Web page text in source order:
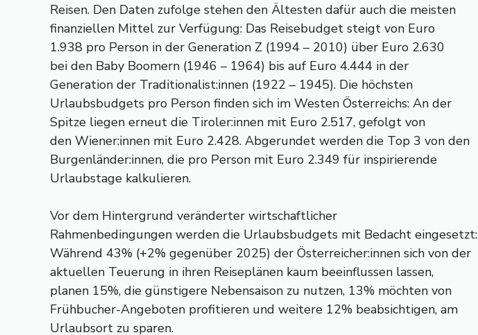
Reisen. Den Daten zufolge stehen den Ältesten dafür auch die meisten
finanziellen Mittel zur Verfügung: Das Reisebudget steigt von Euro
1.938 pro Person in der Generation Z (1994 – 2010) über Euro 2.630
bei den Baby Boomern (1946 – 1964) bis auf Euro 4.444 in der
Generation der Traditionalist:innen (1922 – 1945). Die höchsten
Urlaubsbudgets pro Person finden sich im Westen Österreichs: An der
Spitze liegen erneut die Tiroler:innen mit Euro 2.517, gefolgt von
den Wiener:innen mit Euro 2.428. Abgerundet werden die Top 3 von den
Burgenländer:innen, die pro Person mit Euro 2.349 für inspirierende
Urlaubstage kalkulieren.
Vor dem Hintergrund veränderter wirtschaftlicher
Rahmenbedingungen werden die Urlaubsbudgets mit Bedacht eingesetzt:
Während 43% (+2% gegenüber 2025) der Österreicher:innen sich von der
aktuellen Teuerung in ihren Reiseplänen kaum beeinflussen lassen,
planen 15%, die günstigere Nebensaison zu nutzen, 13% möchten von
Frühbucher-Angeboten profitieren und weitere 12% beabsichtigen, am
Urlaubsort zu sparen.